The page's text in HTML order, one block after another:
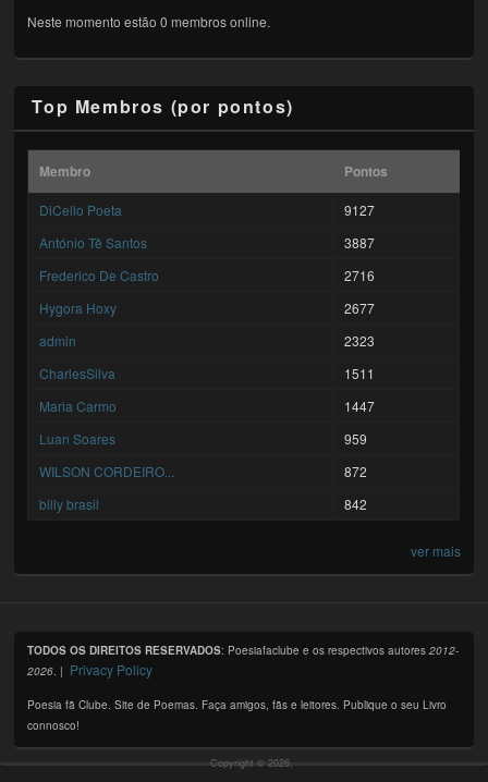
Neste momento estão 0 membros online.
Top Membros (por pontos)
Membro Pontos
DiCello Poeta
9127
António Tê Santos
3887
Frederico De Castro
2716
Hygora Hoxy
2677
admin
2323
CharlesSilva
1511
Maria Carmo
1447
Luan Soares
959
WILSON CORDEIRO...
872
billy brasil
842
ver mais
TODOS OS DIREITOS RESERVADOS: Poesiafaclube e os respectivos autores2012-
2026. | Privacy Policy
Poesia fã Clube. Site de Poemas. Faça amigos, fãs e leitores. Publique o seu Livro
connosco!
Copyright © 2026,